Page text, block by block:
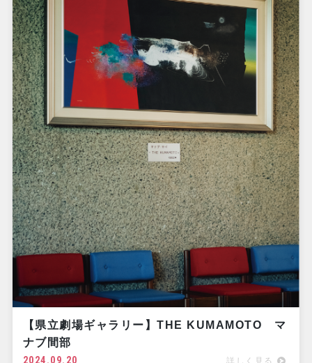
【県立劇場ギャラリー】THE KUMAMOTO マ
ナブ間部
2024.09.20 詳しく見る